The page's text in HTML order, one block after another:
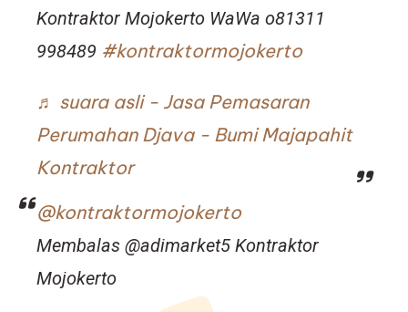
Kontraktor Mojokerto WaWa o81311
998489 #kontraktormojokerto
♬ suara asli - Jasa Pemasaran
Perumahan Djava - Bumi Majapahit
Kontraktor
@kontraktormojokerto
Membalas @adimarket5 Kontraktor
Mojokerto